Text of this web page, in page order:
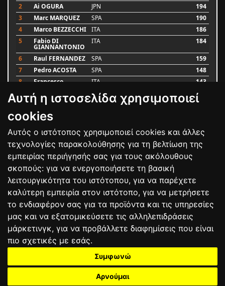
Αυτή η ιστοσελίδα χρησιμοποιεί
cookies
Αυτός ο ιστότοπος χρησιμοποιεί cookies και άλλες
τεχνολογίες παρακολούθησης για τη βελτίωση της
εμπειρίας περιήγησής σας για τους ακόλουθους
σκοπούς: για να ενεργοποιήσετε τη βασική
λειτουργικότητα του ιστότοπου, για να παρέχετε
καλύτερη εμπειρία στον ιστότοπο, για να μετρήσετε
το ενδιαφέρον σας για τα προϊόντα και τις υπηρεσίες
μας και να εξατομικεύσετε τις αλληλεπιδράσεις
μάρκετινγκ, για να προβάλλετε διαφημίσεις που είναι
πιο σχετικές με εσάς.
Συμφωνώ
Αρνούμαι
2
Ai OGURA JPN
194
3
Marc MARQUEZ SPA
190
4
Marco BEZZECCHI ITA
186
5
Fabio DI
GIANNANTONIO
ITA 184
6 Raul FERNANDEZ SPA
159
7
Pedro ACOSTA SPA
148
8
Francesco ITA 143
9 Alex MARQUEZ SPA
Luca MARINI
Bαθμολογία
ΟΡΟΙ ΧΡΗΣΗΣΠΟΛΙΤΙΚΗ ΠΡΟΣΤΑΣΙΑΣ
ΑΓΩΝΕΣΑΠΟΤΕΛΕΣΜΑΤΑΑΓΟΡΑ